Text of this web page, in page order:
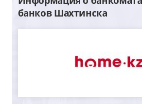
банков Шахтинска